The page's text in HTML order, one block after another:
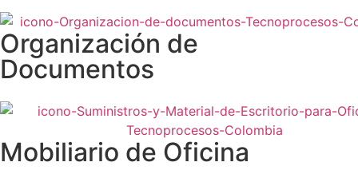
Organización de
Documentos
Mobiliario de Oficina